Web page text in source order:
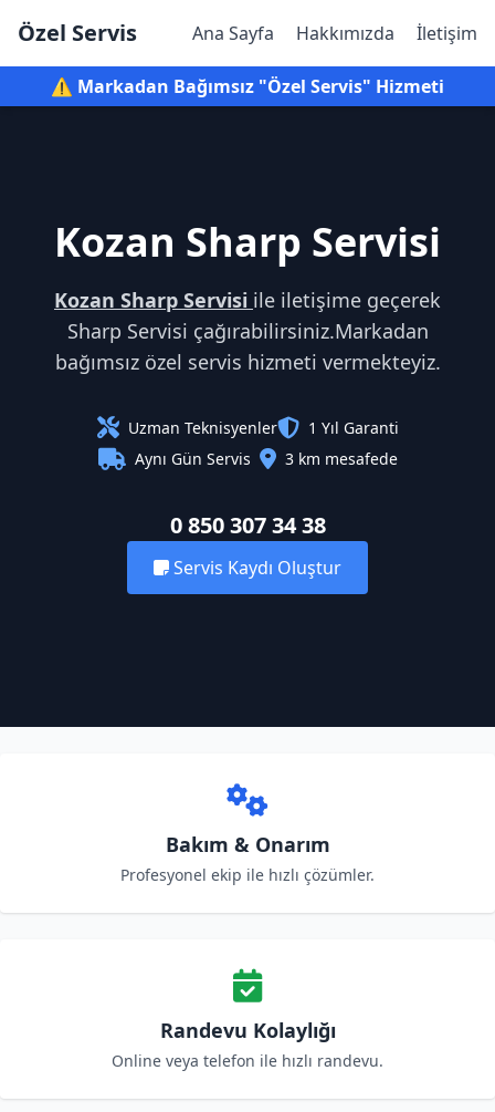
Özel Servis Ana Sayfa Hakkımızda İletişim
⚠️ Markadan Bağımsız "Özel Servis" Hizmeti
Kozan Sharp Servisi
Kozan Sharp Servisi ile iletişime geçerek
Sharp Servisi çağırabilirsiniz.Markadan
bağımsız özel servis hizmeti vermekteyiz.
Uzman Teknisyenler
1 Yıl Garanti
Aynı Gün Servis
3 km mesafede
0 850 307 34 38
Servis Kaydı Oluştur
Bakım & Onarım
Profesyonel ekip ile hızlı çözümler.
Randevu Kolaylığı
Online veya telefon ile hızlı randevu.